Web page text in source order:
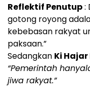
Reflektif Penutup:
gotong royong
kebebasan rakyat
paksaan.”
Sedangkan Ki
“Pemerintah
jiwa rakyat.”